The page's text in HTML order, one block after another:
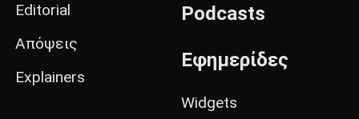
Editorial
Απόψεις
Explainers
Podcasts
Εφημερίδες
Widgets